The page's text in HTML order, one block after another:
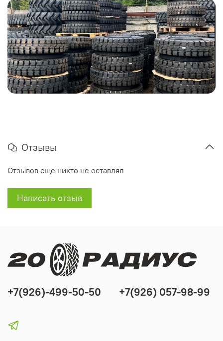
Отзывы
Отзывов еще никто не оставлял
Написать отзыв
+7(926)-499-50-50 +7(926) 057-98-99